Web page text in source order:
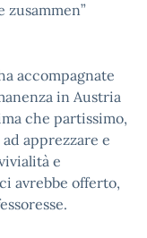
zusammen”
accompagnate
in Austria
che partissimo,
apprezzare e
e
avrebbe offerto,